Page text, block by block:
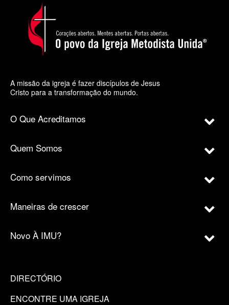
A missão da igreja é fazer discípulos de Jesus
Cristo para a transformação do mundo.
O Que Acreditamos
Quem Somos
Como servimos
Maneiras de crescer
Novo À IMU?
DIRECTÓRIO
ENCONTRE UMA IGREJA